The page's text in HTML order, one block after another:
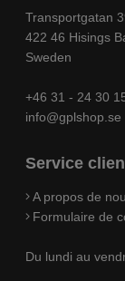
Transportgatan
422 46 Hisings
Sweden
+46 31 - 24 30
info@gplshop.se
Service
A propos de
Formulaire de
Du lundi au